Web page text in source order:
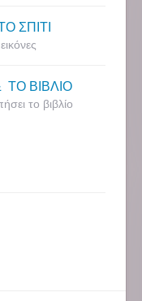
ΣΠΙΤΙ
ΤΟ ΒΙΒΛΙΟ
το βιβλίο